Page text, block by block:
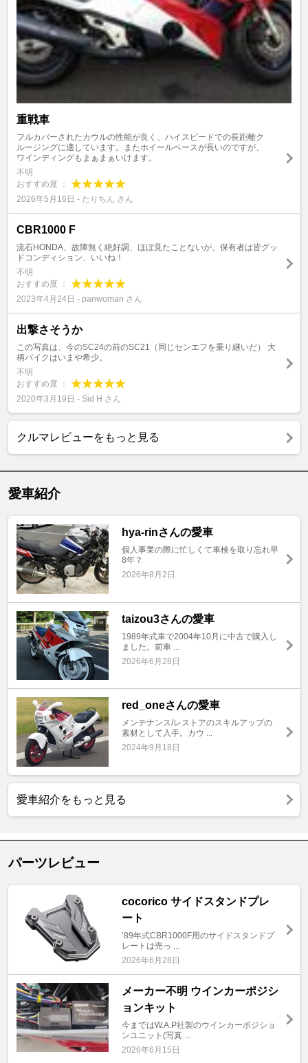
重戦車
フルカバーされたカウルの性能が良く、ハイスピードでの長距離ク
ルージングに適しています。またホイールベースが長いのですが、
ワインディングもまぁまぁいけます。
不明
おすすめ度 ：
2026年5月16日 - たりちん さん
CBR1000 F
流石HONDA、故障無く絶好調、ほぼ見たことないが、保有者は皆グッ
ドコンディション、いいね！
不明
おすすめ度 ：
2023年4月24日 - panwoman さん
出撃さそうか
この写真は、今のSC24の前のSC21（同じセンエフを乗り継いだ） 大
柄バイクはいまや希少。
不明
おすすめ度 ：
2020年3月19日 - Sid H さん
クルマレビューをもっと見る
愛車紹介
hya-rinさんの愛車
個人事業の際に忙しくて車検を取り忘れ早
8年？
2026年8月2日
taizou3さんの愛車
1989年式車で2004年10月に中古で購入し
ました。前車 ...
2026年6月28日
red_oneさんの愛車
メンテナンス/レストアのスキルアップの
素材として入手。カウ ...
2024年9月18日
愛車紹介をもっと見る
パーツレビュー
cocorico サイドスタンドプレ
ート
’89年式CBR1000F用のサイドスタンドプ
レートは売っ ...
2026年6月28日
メーカー不明 ウインカーポジシ
ョンキット
今まではW.A.P社製のウインカーポジショ
ンユニット(写真 ...
2026年6月15日